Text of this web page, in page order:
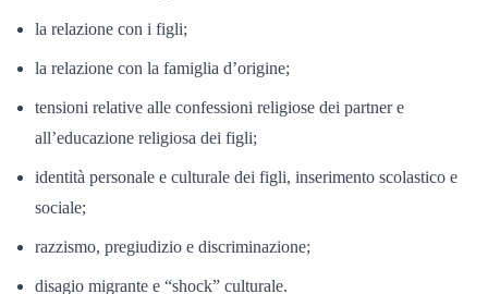
la relazione con i figli;
la relazione con la famiglia d’origine;
tensioni relative alle confessioni religiose dei partner e
all’educazione religiosa dei figli;
identità personale e culturale dei figli, inserimento scolastico e
sociale;
razzismo, pregiudizio e discriminazione;
disagio migrante e “shock” culturale.